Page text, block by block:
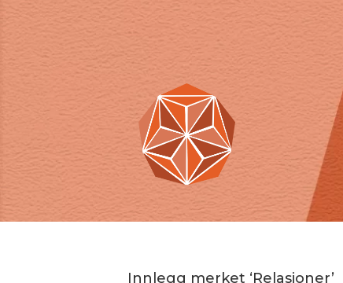
Innlegg merket ‘Relasjoner’